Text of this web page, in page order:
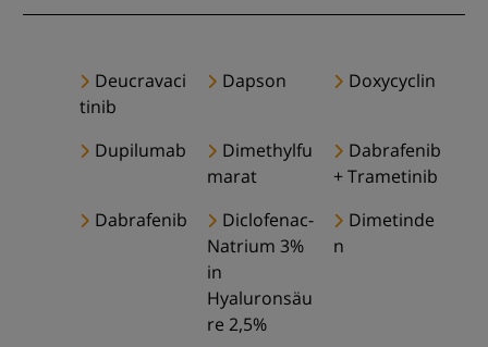
Deucravaci
tinib
Dapson Doxycyclin
Dupilumab
Dimethylfu
marat
Dabrafenib
+ Trametinib
Dabrafenib
Diclofenac-
Natrium 3%
in
Hyaluronsäu
re 2,5%
Dimetinde
n